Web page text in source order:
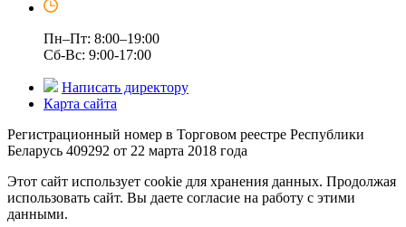
Пн–Пт: 8:00–19:00
Сб-Вс: 9:00-17:00
Написать директору
Карта сайта
Регистрационный номер в Торговом реестре Республики
Беларусь 409292 от 22 марта 2018 года
Этот сайт использует cookie для хранения данных. Продолжая
использовать сайт. Вы даете согласие на работу с этими
данными.